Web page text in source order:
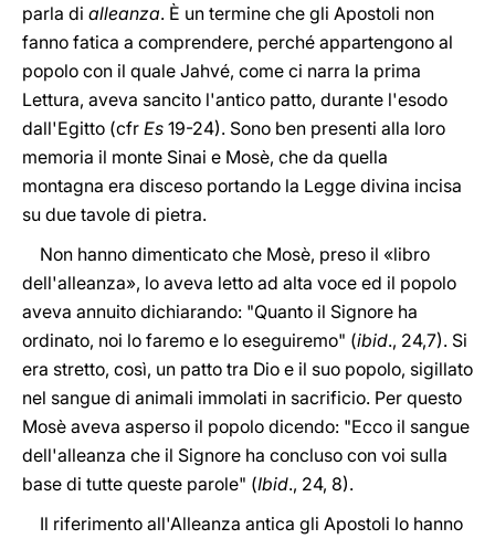
parla di alleanza. È un termine che gli Apostoli non
fanno fatica a comprendere, perché appartengono al
popolo con il quale Jahvé, come ci narra la prima
Lettura, aveva sancito l'antico patto, durante l'esodo
dall'Egitto (cfr Es 19-24). Sono ben presenti alla loro
memoria il monte Sinai e Mosè, che da quella
montagna era disceso portando la Legge divina incisa
su due tavole di pietra.
Non hanno dimenticato che Mosè, preso il «libro
dell'alleanza», lo aveva letto ad alta voce ed il popolo
aveva annuito dichiarando: "Quanto il Signore ha
ordinato, noi lo faremo e lo eseguiremo" (ibid., 24,7). Si
era stretto, così, un patto tra Dio e il suo popolo, sigillato
nel sangue di animali immolati in sacrificio. Per questo
Mosè aveva asperso il popolo dicendo: "Ecco il sangue
dell'alleanza che il Signore ha concluso con voi sulla
base di tutte queste parole" (Ibid., 24, 8).
Il riferimento all'Alleanza antica gli Apostoli lo hanno